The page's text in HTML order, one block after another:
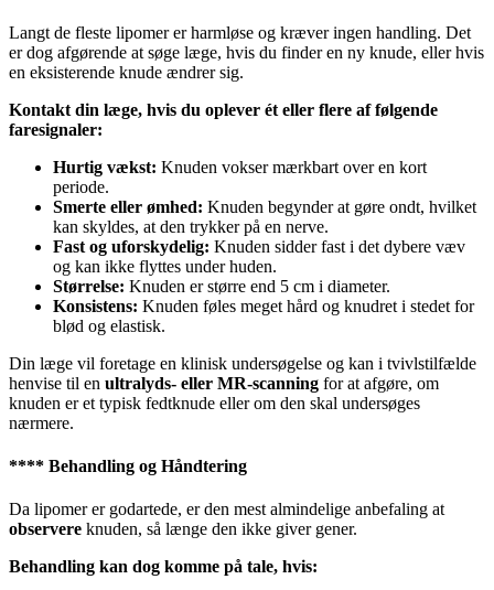
Langt de fleste lipomer er harmløse og kræver ingen handling. Det
er dog afgørende at søge læge, hvis du finder en ny knude, eller hvis
en eksisterende knude ændrer sig.
Kontakt din læge, hvis du oplever ét eller flere af følgende
faresignaler:
Hurtig vækst: Knuden vokser mærkbart over en kort
periode.
Smerte eller ømhed: Knuden begynder at gøre ondt, hvilket
kan skyldes, at den trykker på en nerve.
Fast og uforskydelig: Knuden sidder fast i det dybere væv
og kan ikke flyttes under huden.
Størrelse: Knuden er større end 5 cm i diameter.
Konsistens: Knuden føles meget hård og knudret i stedet for
blød og elastisk.
Din læge vil foretage en klinisk undersøgelse og kan i tvivlstilfælde
henvise til en ultralyds- eller MR-scanning for at afgøre, om
knuden er et typisk fedtknude eller om den skal undersøges
nærmere.
**** Behandling og Håndtering
Da lipomer er godartede, er den mest almindelige anbefaling at
observere knuden, så længe den ikke giver gener.
Behandling kan dog komme på tale, hvis: